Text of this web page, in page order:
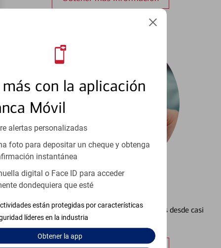
con la aplicación
Móvil
alertas personalizadas
foto para depositar un cheque y obtenga
instantánea
digital o Face ID para acceder
dondequiera que esté
están protegidas por características
líderes en la industria
Obtenerla app
Configurar Alertas³
Vea cómo mantener el control de sus finanzas desde casi
cualquier lugar.